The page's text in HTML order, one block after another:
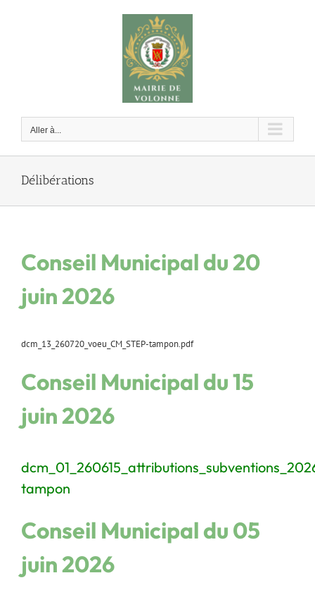
Aller à...
Délibérations
Conseil Municipal du 20
juin 2026
dcm_13_260720_voeu_CM_STEP-tampon.pdf
Conseil Municipal du 15
juin 2026
tampon
Conseil Municipal du 05
juin 2026